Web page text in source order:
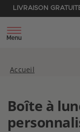
LIVRAISON
Menu
Accueil
Boîte à